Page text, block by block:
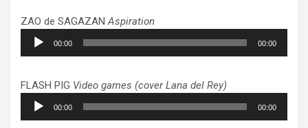
ZAO de SAGAZANAspiration
Lecteur
audio
00:00 00:00
FLASH PIG Video games (cover Lana del Rey)
Lecteur
audio
00:00 00:00